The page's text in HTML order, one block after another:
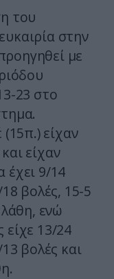
του
στην
με
23 στο
είχαν
είχαν
έχει 9/14
βολές, 15-5
ενώ
είχε 13/24
βολές και